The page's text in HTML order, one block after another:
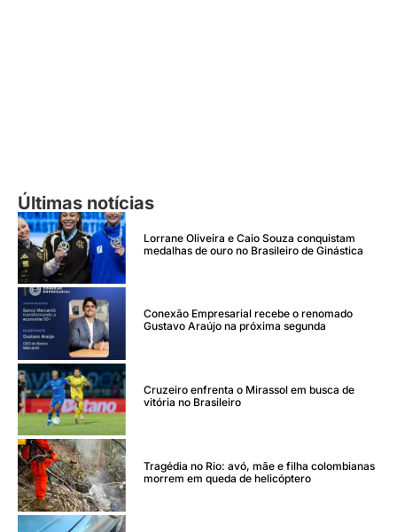
Últimas notícias
Lorrane Oliveira e Caio Souza conquistam
medalhas de ouro no Brasileiro de Ginástica
Conexão Empresarial recebe o renomado
Gustavo Araújo na próxima segunda
Cruzeiro enfrenta o Mirassol em busca de
vitória no Brasileiro
Tragédia no Rio: avó, mãe e filha colombianas
morrem em queda de helicóptero